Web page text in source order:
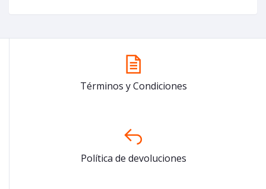
Términos y Condiciones
Política de devoluciones